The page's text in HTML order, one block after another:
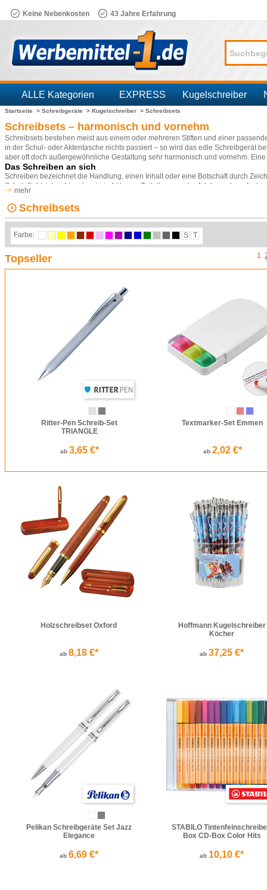
Keine Nebenkosten 43 Jahre Erfahrung
ALLE Kategorien EXPRESS Kugelschreiber
Branchen
Startseite > Schreibgeräte > Kugelschreiber > Schreibsets
Schreibsets – harmonisch und vornehm
Schreibsets bestehen meist aus einem oder mehreren Stiften und einer
in der Schul- oder Aktentasche nichts passiert – so wird das edle Schreibgerät
aber oft doch außergewöhnliche Gestaltung sehr harmonisch und vornehm.
Das Schreiben an sich
Schreiben bezeichnet die Handlung, einen Inhalt oder eine Botschaft durch
Schulpflicht, ist nicht mehr wie in früheren Zeitaltern nur der Adel, sondern die
unterschiedliche Zeichensysteme aus: im russischsprachigen Raum wird mit
verwendet und zu Anfangszeiten der Menschheit wurden Erfahrungen durch
Menschheit, denn schriftlich Festgehaltenes kann leichter überliefert werden –
Schreibsets in unserem Online-Shop
Schreibsets sind ideale Geschenke für Kunden und Mitarbeiter. Wir stellen
können sich also ganz einfach das perfekte Set aussuchen. Gerne bedrucken
Lasergravur veredelt werden. So individualisiert eignen sich Schreibsets
mehr
Schreibsets
Farbe: S T
1
Topseller
Ritter-Pen Schreib-Set
TRIANGLE
ab 3,65 €*
Textmarker-Set Emmen
ab 2,02 €*
Holzschreibset Oxford
ab 8,18 €*
Hoffmann Kugelschreiber
Köcher
ab 37,25 €*
Pelikan Schreibgeräte Set Jazz
Elegance
ab 6,69 €*
STABILO
Box CD-Box Color Hits
ab 10,10 €*